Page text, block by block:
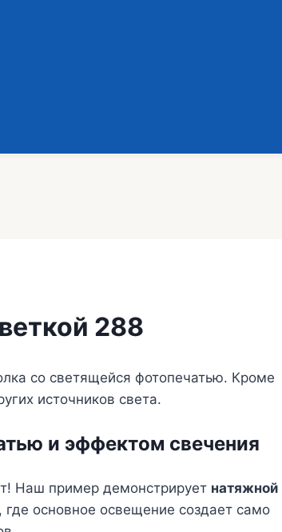
288
со светящейся фотопечатью. Кроме
источников света.
и эффектом свечения
Наш пример демонстрирует натяжной
где основное освещение создает само